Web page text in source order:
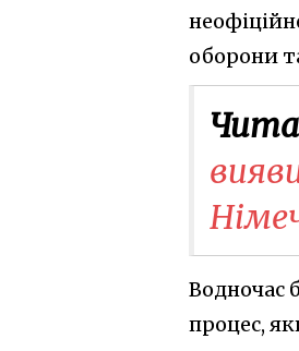
оборони
Водночас
процес,